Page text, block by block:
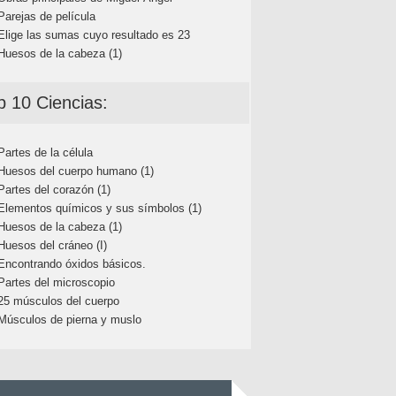
de película
las sumas cuyo resultado es 23
de la cabeza (1)
10 Ciencias:
de la célula
del cuerpo humano (1)
del corazón (1)
químicos y sus símbolos (1)
de la cabeza (1)
del cráneo (I)
óxidos básicos.
del microscopio
músculos del cuerpo
de pierna y muslo